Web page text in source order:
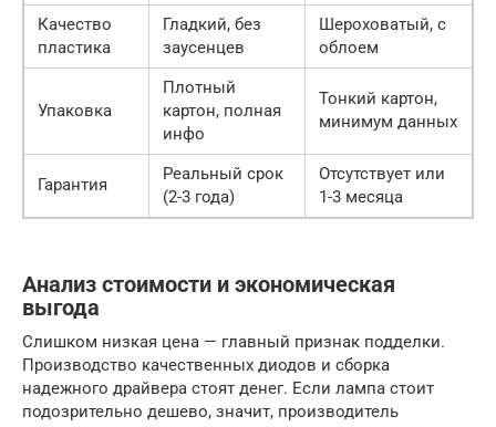
Качество
пластика
Гладкий, без
заусенцев
Шероховатый, с
облоем
Упаковка
Плотный
картон, полная
инфо
Тонкий картон,
минимум данных
Гарантия
Реальный срок
(2-3 года)
Отсутствует или
1-3 месяца
Анализ стоимости и экономическая
выгода
Слишком низкая цена — главный признак подделки.
Производство качественных диодов и сборка
надежного драйвера стоят денег. Если лампа стоит
подозрительно дешево, значит, производитель